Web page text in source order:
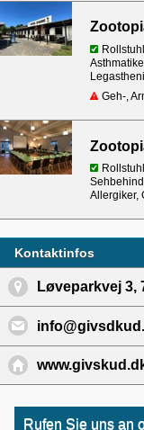
Geh-,
Allergiker,
Kontaktinfos
Løveparkvej 3,
Rufen Sie uns an